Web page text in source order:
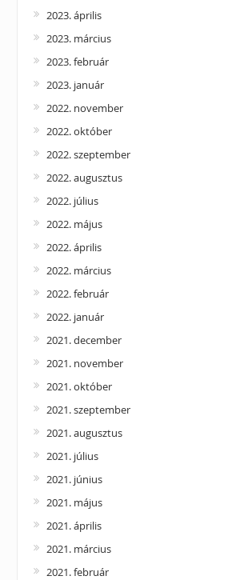
2023. április
2023. március
2023. február
2023. január
2022. november
2022. október
2022. szeptember
2022. augusztus
2022. július
2022. május
2022. április
2022. március
2022. február
2022. január
2021. december
2021. november
2021. október
2021. szeptember
2021. augusztus
2021. július
2021. június
2021. május
2021. április
2021. március
2021. február